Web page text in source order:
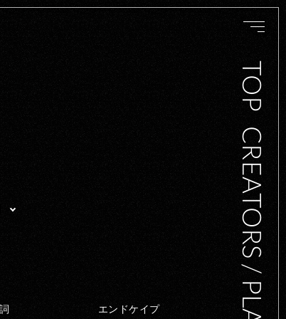
TOP
CREATORS / PLAYERS
エンドケイプ